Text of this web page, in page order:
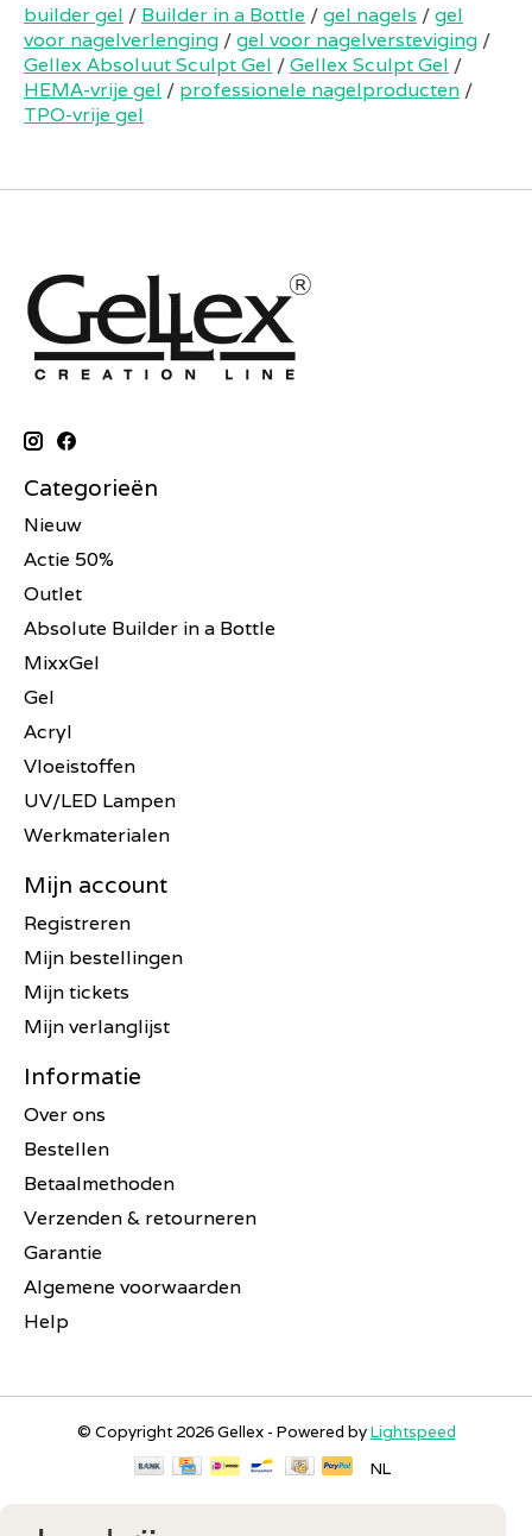
builder gel / Builder in a Bottle /gel nagels /gel
voor nagelverlenging /gel voor nagelversteviging /
Gellex Absoluut Sculpt Gel /Gellex Sculpt Gel /
HEMA-vrije gel / professionele nagelproducten /
TPO-vrije gel
Categorieën
Nieuw
Actie 50%
Outlet
Absolute Builder in a Bottle
MixxGel
Gel
Acryl
Vloeistoffen
UV/LED Lampen
Werkmaterialen
Mijn account
Registreren
Mijn bestellingen
Mijn tickets
Mijn verlanglijst
Informatie
Over ons
Bestellen
Betaalmethoden
Verzenden & retourneren
Garantie
Algemene voorwaarden
Help
© Copyright 2026 Gellex - Powered byLightspeed
NL